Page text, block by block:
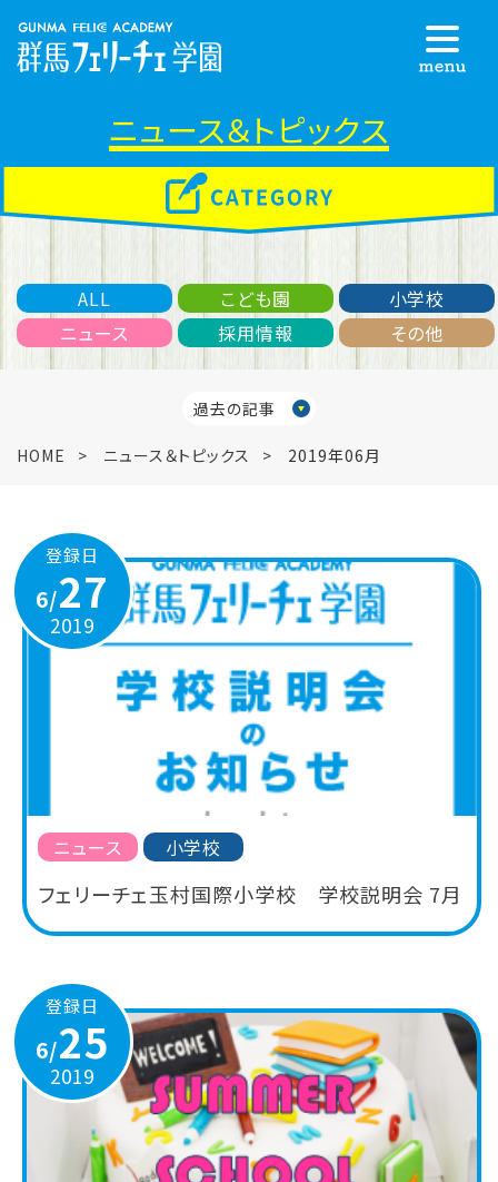
ニュース＆トピックス
ALL こども園
小学校
ニュース
採用情報 その他
HOME ニュース＆トピックス 2019年06月
過去の記事
登録日
6/27
2019
ニュース 小学校
フェリーチェ玉村国際小学校 学校説明会 7月
登録日
6/25
2019